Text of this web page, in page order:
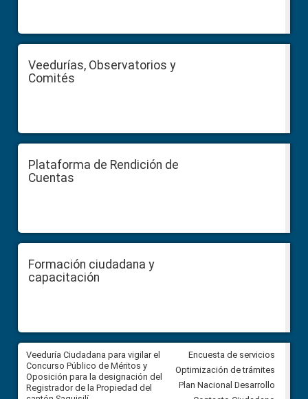
Veedurías, Observatorios y
Comités
Plataforma de Rendición de
Cuentas
Formación ciudadana y
capacitación
Veeduría Ciudadana para vigilar el
Concurso Público de Méritos y
Oposición para la designación del
Registrador de la Propiedad del
Veeduría Ciudadana para
construcción del asfaltado de
Ballenita del cantón Santa
Encuesta de servicios
Optimización de trámites
Plan Nacional Desarrollo